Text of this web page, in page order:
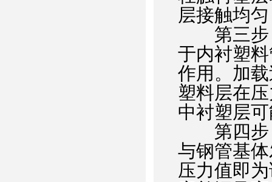
层接触均
第三步：
于内衬塑
作用。加
塑料层在
中衬塑层
第四步：
与钢管基
压力值即